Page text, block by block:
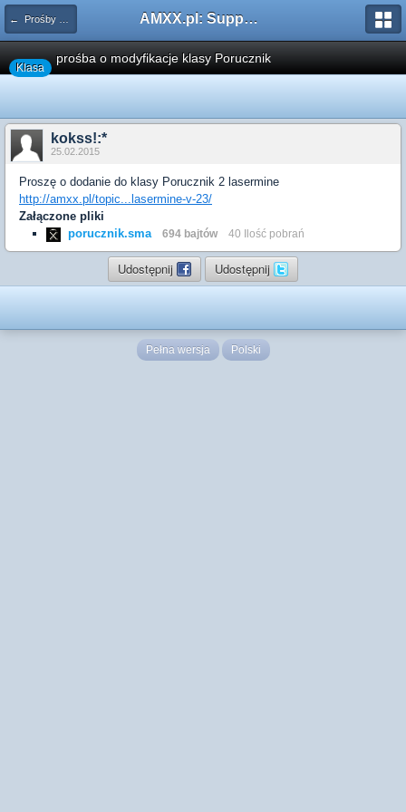
← Prośby o modyfikacje silników/klas/perków AMXX.pl: Support AMX Mod X i SourceMod
Klasa
prośba o modyfikacje klasy Porucznik
kokss!:*
25.02.2015
Proszę o dodanie do klasy Porucznik 2 lasermine
http://amxx.pl/topic...lasermine-v-23/
Załączone pliki
porucznik.sma
694 bajtów 40 Ilość pobrań
Udostępnij Udostępnij
Pełna wersja Polski